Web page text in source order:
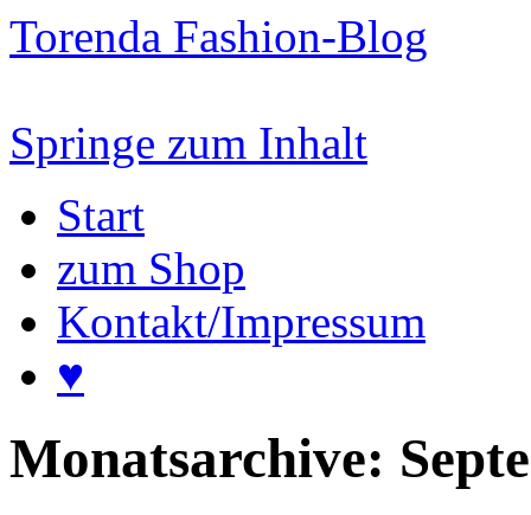
Torenda Fashion-Blog
Springe zum Inhalt
Start
zum Shop
Kontakt/Impressum
♥
Monatsarchive: